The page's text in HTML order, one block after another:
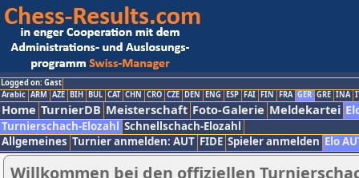
Logged on: Gast
Arabic ARM AZE BIH BUL CAT CHN CRO CZE DEN ENG ESP FAI FIN FRA GER GRE INA
Home TurnierDB Meisterschaft Foto-Galerie Meldekartei
Turnierschach-Elozahl Schnellschach-Elozahl
Allgemeines Turnier anmelden: AUT FIDE Spieler anmelden Elo
Willkommen bei den offiziellen